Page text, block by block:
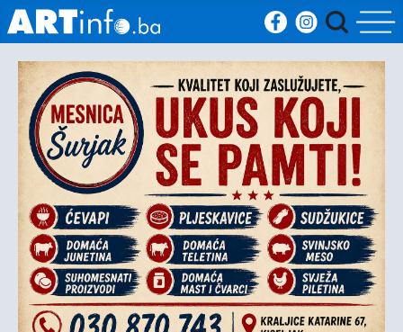
Početna
Vijesti
Sport
Kultura
Crna
kronika